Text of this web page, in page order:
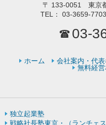
〒 133-0051 東京
TEL：
03-3659-7703
03-
ホーム 会社案内・代
無料経
独立起業塾
戦略社長塾東京・（ランチェ